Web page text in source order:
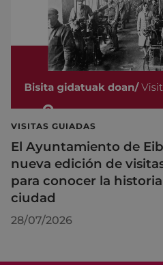
VISITAS GUIADAS
El Ayuntamiento de
nueva edición de
para conocer la
ciudad
28/07/2026